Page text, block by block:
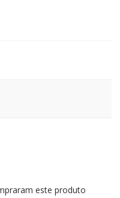
este produto